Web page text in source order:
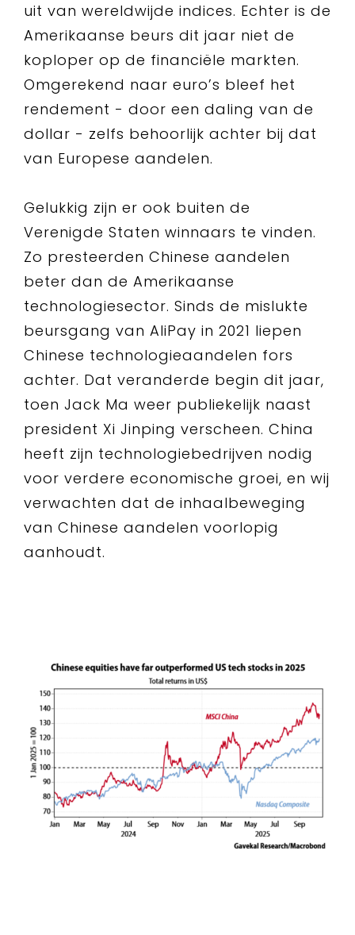
uit van wereldwijde indices. Echter is de
Amerikaanse beurs dit jaar niet de
koploper op de financiële markten.
Omgerekend naar euro’s bleef het
rendement - door een daling van de
dollar - zelfs behoorlijk achter bij dat
van Europese aandelen.
Gelukkig zijn er ook buiten de
Verenigde Staten winnaars te vinden.
Zo presteerden Chinese aandelen
beter dan de Amerikaanse
technologiesector. Sinds de mislukte
beursgang van AliPay in 2021 liepen
Chinese technologieaandelen fors
achter. Dat veranderde begin dit jaar,
toen Jack Ma weer publiekelijk naast
president Xi Jinping verscheen. China
heeft zijn technologiebedrijven nodig
voor verdere economische groei, en wij
verwachten dat de inhaalbeweging
van Chinese aandelen voorlopig
aanhoudt.